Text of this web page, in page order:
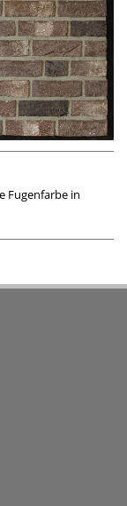
Fugenfarbe in